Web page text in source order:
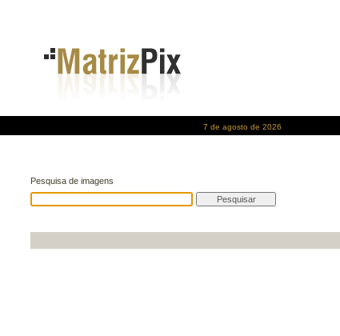
7 de agosto de 2026
Pesquisa de imagens